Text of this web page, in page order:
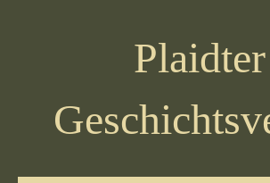
Plaidter